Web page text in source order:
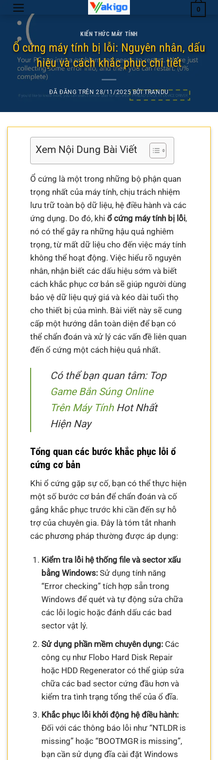
Chuyển
dung
0
KIẾN THỨC MÁY TÍNH
Ổ cứng máy tính bị lỗi: Nguyên nhân, dấu
hiệu và cách khắc phục chi tiết
ĐÃ ĐĂNG TRÊN28/11/2025 BỞITRANDU
Xem Nội Dung Bài Viết
Ổ cứng là một trong những bộ phận quan
trọng nhất của máy tính, chịu trách nhiệm
lưu trữ toàn bộ dữ liệu, hệ điều hành và các
ứng dụng. Do đó, khiổ cứng máy tính bị lỗi,
nó có thể gây ra những hậu quả nghiêm
trọng, từ mất dữ liệu cho đến việc máy tính
không thể hoạt động. Việc hiểu rõ nguyên
nhân, nhận biết các dấu hiệu sớm và biết
cách khắc phục cơ bản sẽ giúp người dùng
bảo vệ dữ liệu quý giá và kéo dài tuổi thọ
cho thiết bị của mình. Bài viết này sẽ cung
cấp một hướng dẫn toàn diện để bạn có
thể chẩn đoán và xử lý các vấn đề liên quan
đến ổ cứng một cách hiệu quả nhất.
Có thể bạn quan tâm: Top
Game Bắn Súng Online
Trên Máy TínhHot Nhất
Hiện Nay
Tổng quan các bước khắc phục lỗi ổ
cứng cơ bản
Khi ổ cứng gặp sự cố, bạn có thể thực hiện
một số bước cơ bản để chẩn đoán và cố
gắng khắc phục trước khi cần đến sự hỗ
trợ của chuyên gia. Đây là tóm tắt nhanh
các phương pháp thường được áp dụng:
Kiểm tra lỗi hệ thống file và sector xấu
bằng Windows:Sử dụng tính năng
“Error checking” tích hợp sẵn trong
Windows để quét và tự động sửa chữa
các lỗi logic hoặc đánh dấu các bad
sector vật lý.
Sử dụng phần mềm chuyên dụng:Các
công cụ như Flobo Hard Disk Repair
hoặc HDD Regenerator có thể giúp sửa
chữa các bad sector cứng đầu hơn và
kiểm tra tình trạng tổng thể của ổ đĩa.
Khắc phục lỗi khởi động hệ điều hành:
Đối với các thông báo lỗi như “NTLDR is
missing” hoặc “BOOTMGR is missing”,
bạn cần sử dụng đĩa cài đặt Windows